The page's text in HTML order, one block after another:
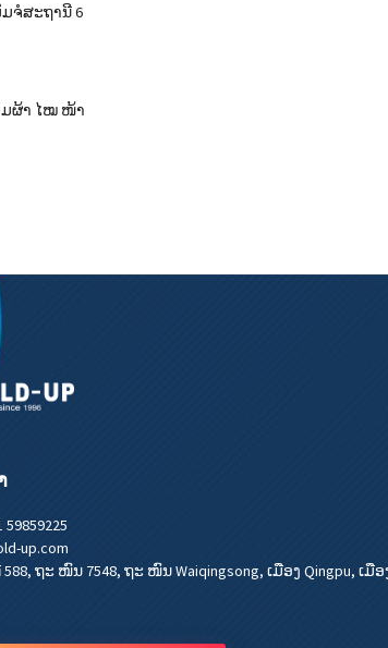
ຈໍສະຖານີ 6
ຜ້າ ໄໝ ໜ້າ
59859225
up.com
ຖະ ໜົນ 7548, ຖະ ໜົນ Waiqingsong, ເມືອງ Qingpu, ເມືອ